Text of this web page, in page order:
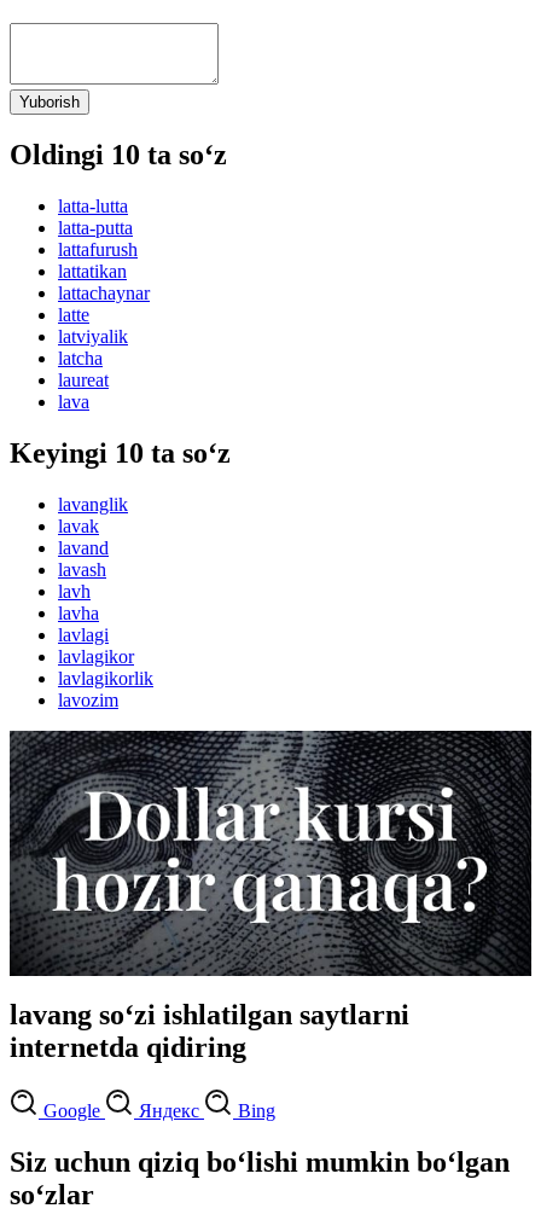
Yuborish
Oldingi 10 ta so‘z
latta-lutta
latta-putta
lattafurush
lattatikan
lattachaynar
latte
latviyalik
latcha
laureat
lava
Keyingi 10 ta so‘z
lavanglik
lavak
lavand
lavash
lavh
lavha
lavlagi
lavlagikor
lavlagikorlik
lavozim
lavang so‘zi ishlatilgan saytlarni
internetda qidiring
Google Яндекс Bing
Siz uchun qiziq bo‘lishi mumkin bo‘lgan
so‘zlar